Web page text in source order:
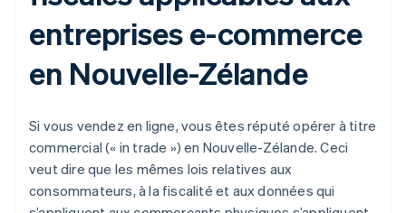
entreprises e-commerce
en Nouvelle-Zélande
Si vous vendez en ligne, vous êtes réputé opérer à titre
commercial (« in trade ») en Nouvelle-Zélande. Ceci
veut dire que les mêmes lois relatives aux
consommateurs, à la fiscalité et aux données qui